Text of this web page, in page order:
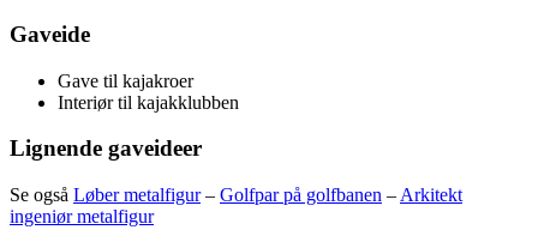
Gaveide
Gave til kajakroer
Interiør til kajakklubben
Lignende gaveideer
Se også Løber metalfigur– Golfpar på golfbanen – Arkitekt
ingeniør metalfigur